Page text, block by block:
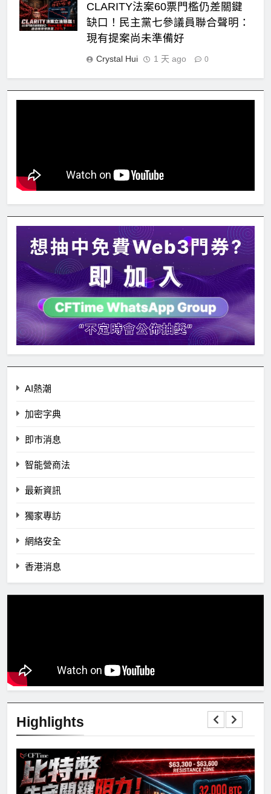
CLARITY法案60票門檻仍差關鍵
缺口！民主黨七參議員聯合聲明：
現有提案尚未準備好
Crystal Hui 1 天 ago 0
AI熱潮
加密字典
即市消息
智能營商法
最新資訊
獨家專訪
網絡安全
香港消息
Highlights